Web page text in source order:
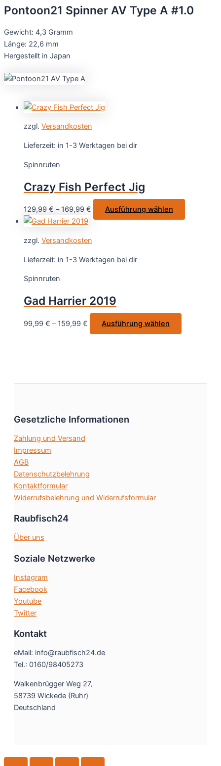
Pontoon21 Spinner AV Type A #1.0
Gewicht: 4,3 Gramm
Länge: 22,6 mm
Hergestellt in Japan
zzgl. Versandkosten
Lieferzeit: in 1-3 Werktagen bei dir
Spinnruten
Crazy Fish Perfect Jig
129,99 € – 169,99 € Ausführung wählen
Produkt
zzgl. Versandkosten
Lieferzeit: in 1-3 Werktagen bei dir
Spinnruten
Gad Harrier 2019
99,99 € – 159,99 € Ausführung wählen
Produkt
auf.
Gesetzliche Informationen
Zahlung und Versand
Impressum
AGB
Datenschutzbelehrung
Kontaktformular
Widerrufsbelehrung und Widerrufsformular
Raubfisch24
Über uns
Soziale Netzwerke
Instagram
Facebook
Youtube
Twitter
Kontakt
eMail: info@raubfisch24.de
Tel.: 0160/98405273
Walkenbrügger Weg 27,
58739 Wickede (Ruhr)
Deutschland